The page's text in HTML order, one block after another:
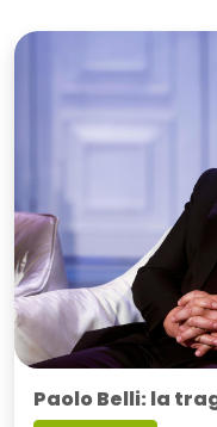
Paolo Belli: la